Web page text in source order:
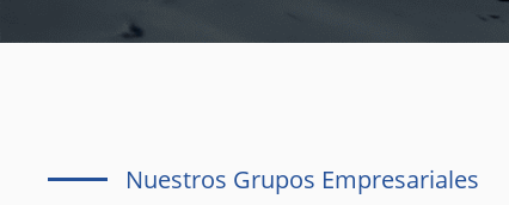
Nuestros Grupos Empresariales